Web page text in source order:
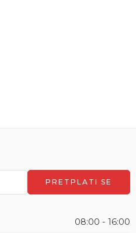
08:00 - 16:00